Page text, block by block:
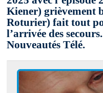
Kiener) grièvement
Roturier) fait tout
l’arrivée des
Nouveautés Télé.